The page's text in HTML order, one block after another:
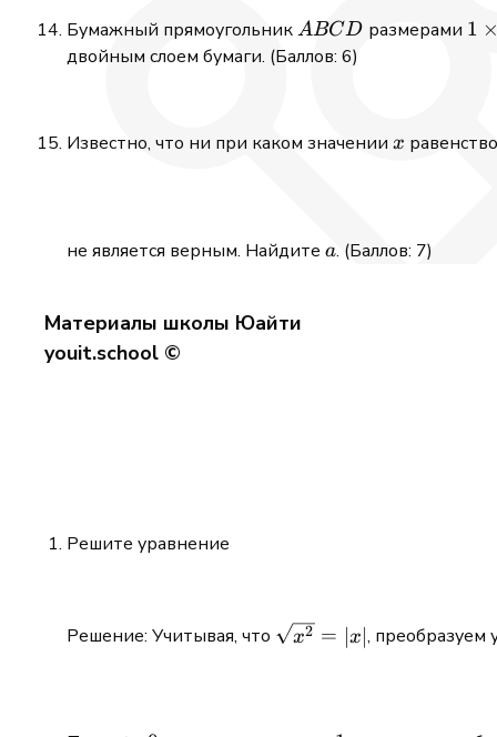
Бумажный прямоугольникABCD
A BCD размерами 1
двойным слоем бумаги. (Баллов: 6)
Известно, что ни при каком значении x
x равенство
не является верным. Найдите a
a. (Баллов: 7)
Материалы школы Юайти
youit.school ©
Решите уравнение
Решение: Учитывая, что \sqrt{x^2}
x2 = x , преобразуем